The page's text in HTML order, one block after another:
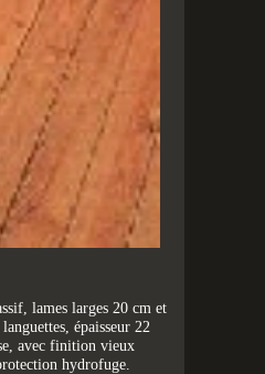
lames larges 20 cm et
épaisseur 22
avec finition vieux
hydrofuge.